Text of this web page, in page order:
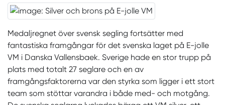
Medaljregnet över svensk segling fortsätter med
fantastiska framgångar för det svenska laget på E-jolle
VM i Danska Vallensbaek. Sverige hade en stor trupp på
plats med totalt 27 seglare och en av
framgångsfaktorerna var den styrka som ligger i ett stort
team som stöttar varandra i både med- och motgång.